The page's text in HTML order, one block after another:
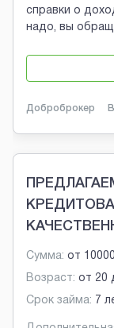
справки о
надо, вы
Доброброкер
Сумма: от
Возраст: от 20
Срок займа: 7